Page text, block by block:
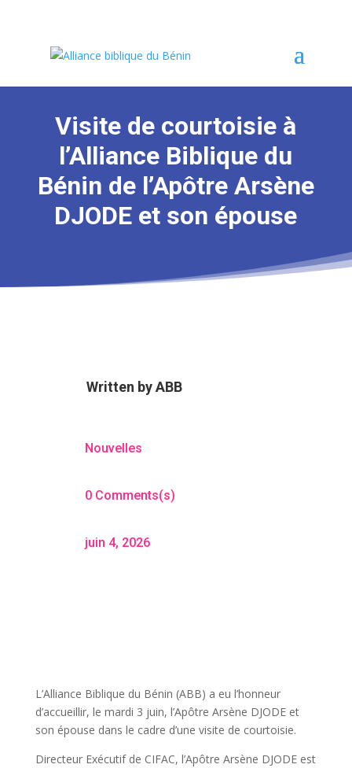
Visite de courtoisie à
l’Alliance Biblique du
Bénin de l’Apôtre Arsène
DJODE et son épouse
Written byABB
Nouvelles
0 Comments(s)
juin 4, 2026
L’Alliance Biblique du Bénin (ABB) a eu l’honneur
d’accueillir, le mardi 3 juin, l’Apôtre Arsène DJODEet
son épouse dans le cadre d’une visite de courtoisie.
Directeur Exécutif de CIFAC, l’Apôtre Arsène DJODE est